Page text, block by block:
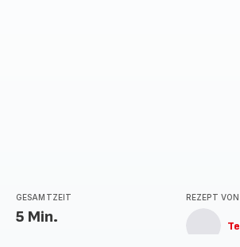
GESAMTZEIT
5 Min.
REZEPT VON